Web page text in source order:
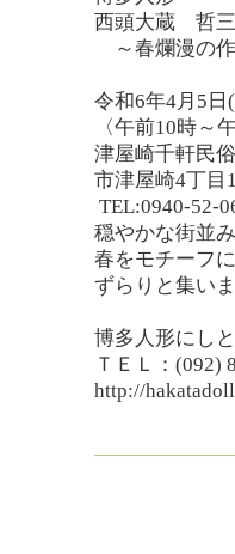
西頭大蔵 哲
～春爛漫の
令和6年4月5
〈午前10時～
津屋崎千軒民
市津屋崎4丁目
TEL:0940-52-
穏やかな街並
春をモチーフ
ずらりと集い
博多人形にし
ＴＥＬ：(092)
http://